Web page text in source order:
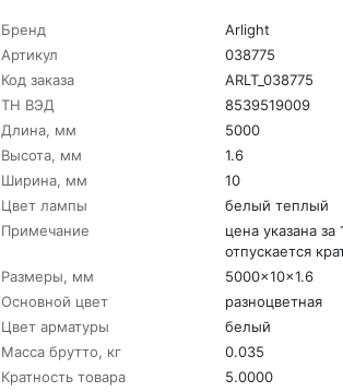
Бренд
Arlight
Артикул
038775
Код заказа
ARLT_038775
ТН ВЭД
8539519009
Длина, мм
5000
Высота, мм
1.6
Ширина, мм
10
Цвет лампы
белый теплый
Примечание
цена указана за
отпускается
Размеры, мм
5000x10x1.6
Основной цвет
разноцветная
Цвет арматуры
белый
Масса брутто, кг
0.035
Кратность товара
5.0000